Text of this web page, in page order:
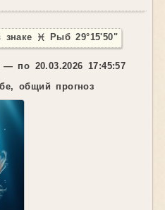
♓ Рыб 29°15'50"
— по 20.03.2026 17:45:57
общий прогноз